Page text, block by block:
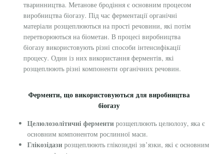
тваринництва. Метанове бродіння є основним процесом
виробництва біогазу. Під час ферментації органічні
матеріали розщеплюються на прості речовини, які потім
перетворюються на біометан. В процесі виробництва
біогазу використовують різні способи інтенсифікації
процесу. Один із них використання ферментів, які
розщеплюють різні компоненти органічних речовин.
Ферменти, що використовуються для виробництва
біогазу
Целюлозолітичні ферменти розщеплюють целюлозу, яка є
основним компонентом рослинної маси.
Глікозідази розщеплюють глікозидні зв’язки, які є основним